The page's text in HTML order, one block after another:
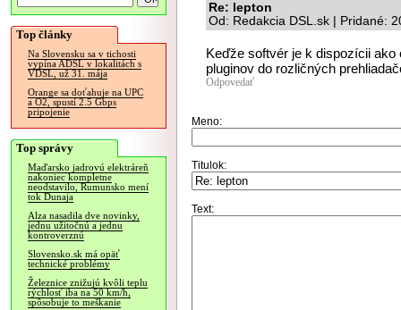
Top články
Na Slovensku sa v tichosti
vypína ADSL v lokalitách s
VDSL, už 31. mája
Orange sa doťahuje na UPC
a O2, spustí 2.5 Gbps
pripojenie
Top správy
Maďarsko jadrovú elektráreň
nakoniec kompletne
neodstavilo, Rumunsko mení
tok Dunaja
Alza nasadila dve novinky,
jednu užitočnú a jednu
kontroverznú
Slovensko.sk má opäť
technické problémy
Železnice znižujú kvôli teplu
rýchlosť iba na 50 km/h,
spôsobuje to meškanie
Re: lepton
Od: Redakcia DSL.sk | Pridané:
Keďže softvér je k dispozícii
pluginov do rozličných
Odpovedať
Meno:
Titulok:
Text: